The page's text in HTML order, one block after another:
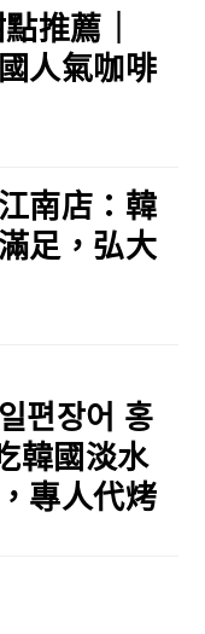
推薦｜
人氣咖啡
南店：韓
足，弘大
편장어 홍
韓國淡水
專人代烤